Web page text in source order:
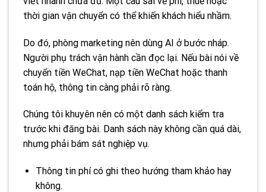
thời gian vận chuyển có thể khiến khách hiểu nhầm.
Do đó, phòng marketing nên dùng AI ở bước nháp.
Người phụ trách vận hành cần đọc lại. Nếu bài nói về
chuyển tiền WeChat, nạp tiền WeChat hoặc thanh
toán hộ, thông tin càng phải rõ ràng.
Chúng tôi khuyên nên có một danh sách kiểm tra
trước khi đăng bài. Danh sách này không cần quá dài,
nhưng phải bám sát nghiệp vụ.
Thông tin phí có ghi theo hướng tham khảo hay
không.